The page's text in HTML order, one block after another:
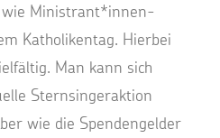
Ministrant*innen-
Katholikentag. Hierbei
Man kann sich
Sternsingeraktion
wie die Spendengelder